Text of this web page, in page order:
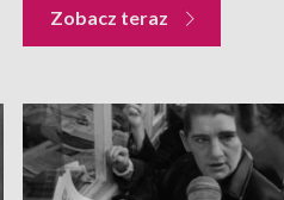
Zobacz teraz